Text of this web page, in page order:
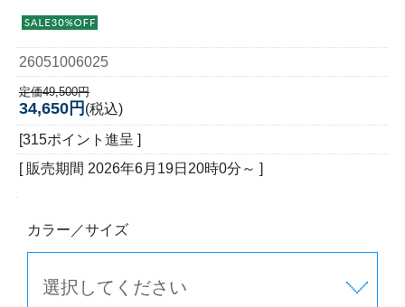
26051006025
定価49,500円
34,650円 (税込)
[315ポイント進呈 ]
[ 販売期間 2026年6月19日20時0分 ～ ]
カラー／サイズ